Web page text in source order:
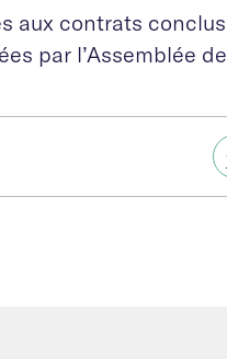
aux contrats conclus
par l’Assemblée de